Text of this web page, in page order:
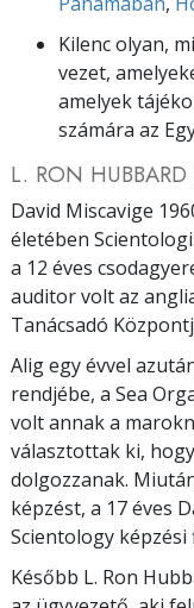
Kilenc olyan,
vezet,
amelyek
számára az
L. RON HUBBARD
David Miscavige
életében
a 12 éves
auditor volt az
Tanácsadó
Alig egy évvel
rendjébe, a Sea
volt annak a
választottak ki,
dolgozzanak.
képzést, a 17 éves
Scientology
Később L. Ron